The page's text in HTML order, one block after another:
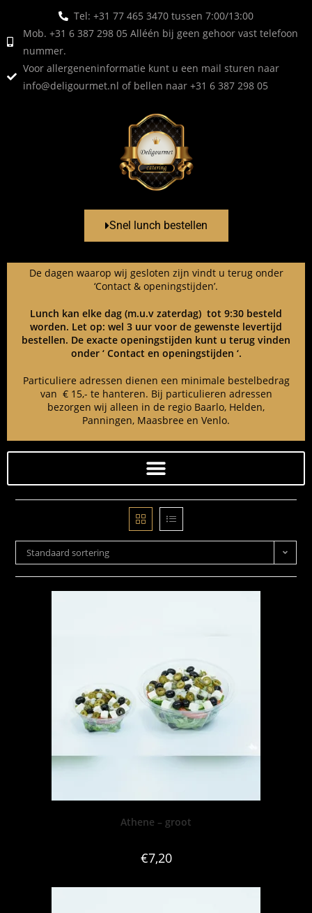
Tel: +31 77 465 3470 tussen 7:00/13:00
Mob. +31 6 387 298 05 Alléén bij geen gehoor vast telefoon
nummer.
Voor allergeneninformatie kunt u een mail sturen naar
info@deligourmet.nl of bellen naar +31 6 387 298 05
Snel lunch bestellen
De dagen waarop wij gesloten zijn vindt u terug onder
‘Contact & openingstijden’.
Lunch kan elke dag (m.u.v zaterdag) tot 9:30 besteld
worden. Let op: wel 3 uur voor de gewenste levertijd
bestellen. De exacte openingstijden kunt u terug vinden
onder ‘ Contact en openingstijden ‘.
Particuliere adressen dienen een minimale bestelbedrag
van € 15,- te hanteren. Bij particulieren adressen
bezorgen wij alleen in de regio Baarlo, Helden,
Panningen, Maasbree en Venlo.
Standaard sortering
Athene – groot
€7,20